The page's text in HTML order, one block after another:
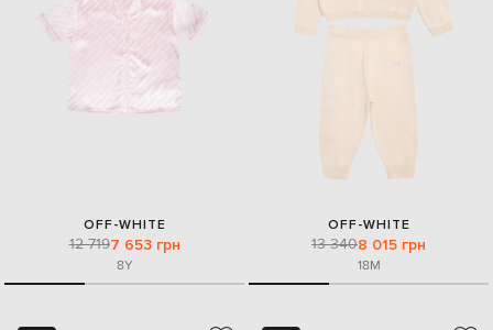
OFF-WHITE
12 7197 653 грн
8Y
OFF-WHITE
13 3408 015 грн
18M